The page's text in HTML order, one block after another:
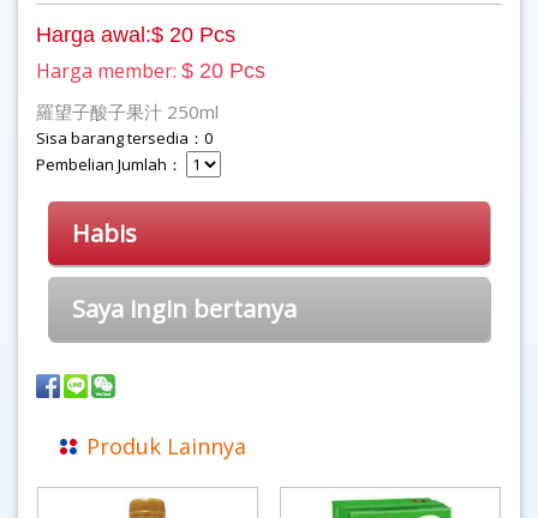
Harga awal:$ 20 Pcs
Harga member: $ 20 Pcs
羅望子酸子果汁 250ml
Sisa barang tersedia：0
Pembelian Jumlah：
Habis
Saya ingin bertanya
Produk Lainnya